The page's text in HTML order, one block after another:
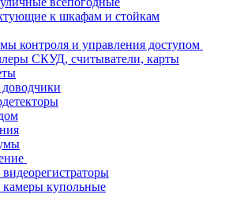
к шкафам и стойкам
контроля и управления доступом
СКУД, считыватели, карты
купольные